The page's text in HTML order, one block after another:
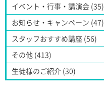
イベント・行事・講演会 (35)
お知らせ・キャンペーン (47)
スタッフおすすめ講座 (56)
その他 (413)
生徒様のご紹介 (30)